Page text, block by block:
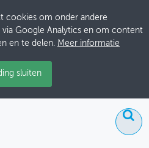
cookies om onder andere
Google Analytics en om content
en te delen. Meer informatie
sluiten